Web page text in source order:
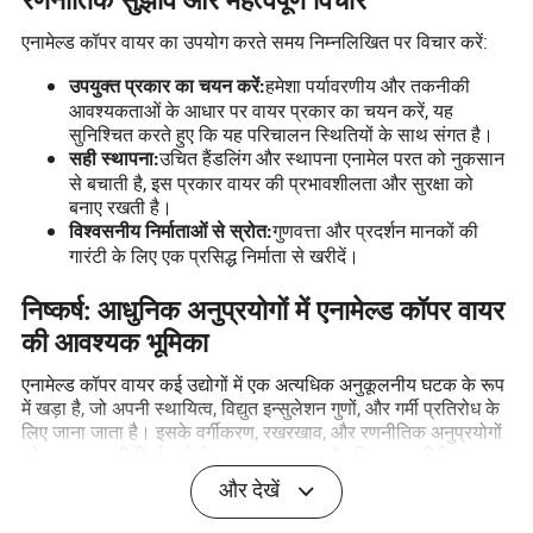
एनामेल्ड कॉपर वायर का उपयोग करते समय निम्नलिखित पर विचार करें:
उपयुक्त प्रकार का चयन करें:हमेशा पर्यावरणीय और तकनीकी
आवश्यकताओं के आधार पर वायर प्रकार का चयन करें, यह
सुनिश्चित करते हुए कि यह परिचालन स्थितियों के साथ संगत है।
सही स्थापना:उचित हैंडलिंग और स्थापना एनामेल परत को नुकसान
से बचाती है, इस प्रकार वायर की प्रभावशीलता और सुरक्षा को
बनाए रखती है।
विश्वसनीय निर्माताओं से स्रोत:गुणवत्ता और प्रदर्शन मानकों की
गारंटी के लिए एक प्रसिद्ध निर्माता से खरीदें।
निष्कर्ष: आधुनिक अनुप्रयोगों में एनामेल्ड कॉपर वायर
की आवश्यक भूमिका
एनामेल्ड कॉपर वायर कई उद्योगों में एक अत्यधिक अनुकूलनीय घटक के रूप
में खड़ा है, जो अपनी स्थायित्व, विद्युत इन्सुलेशन गुणों, और गर्मी प्रतिरोध के
लिए जाना जाता है। इसके वर्गीकरण, रखरखाव, और रणनीतिक अनुप्रयोगों
उद्योगों में इसके प्रभावी और सुरक्षित उपयोग को सुनिश्चित करता है।
और देखें